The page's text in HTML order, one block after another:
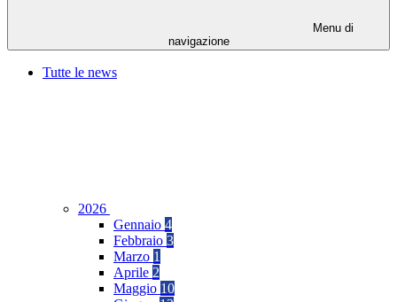
Menu di
navigazione
Tutte le news
2026
Gennaio 4
Febbraio 3
Marzo 1
Aprile 2
Maggio 10